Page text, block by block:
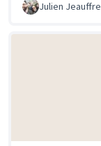
Julien Jeauffre